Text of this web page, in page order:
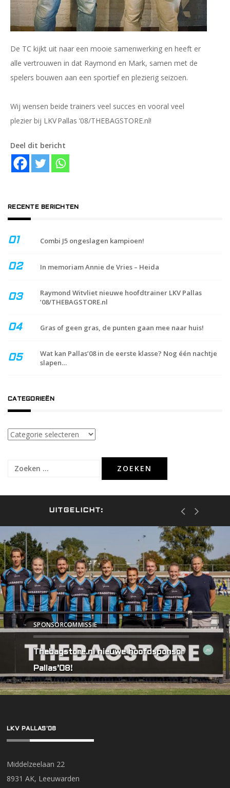
De TC kijkt uit naar een mooie samenwerking en heeft er
alle vertrouwen in dat Raymond en Mark, samen met de
spelers bouwen aan een sportief en plezierig seizoen.
Wij wensen beide trainers veel succes en vooral veel
plezier bij LKV Pallas ’08/THEBAGSTORE.nl!
Deel dit bericht
RECENTE BERICHTEN
Combi J5 ongeslagen kampioen!
In memoriam Annie de Vries – Heida
Raymond Witvliet nieuwe hoofdtrainer LKV Pallas
’08/THEBAGSTORE.nl
Gras of geen gras, de punten gaan mee naar huis!
Wat kan Pallas’08 in de eerste klasse? Nog één nachtje
slapen…
CATEGORIEËN
Categorieën
Zoeken
UITGELICHT:
SPONSORCOMMISSIE
Thebagstore.nl nieuwe hoofdsponsor
Pallas’08!
LKV PALLAS’08
Middelzeelaan 22
8931 AK, Leeuwarden